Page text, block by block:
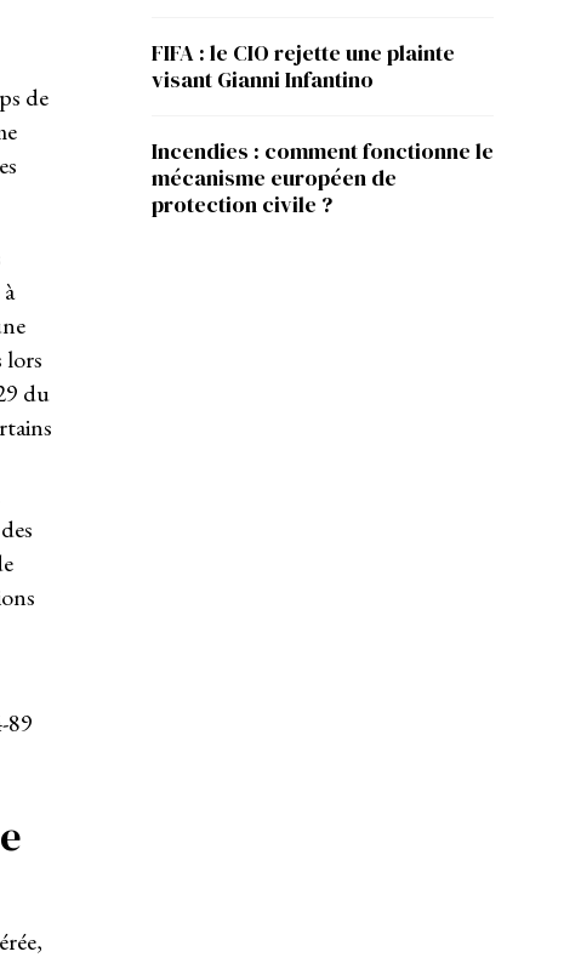
de
lors
du
89
FIFA : le CIO rejette une plainte
visant Gianni Infantino
Incendies : comment fonctionne le
mécanisme européen de
protection civile ?